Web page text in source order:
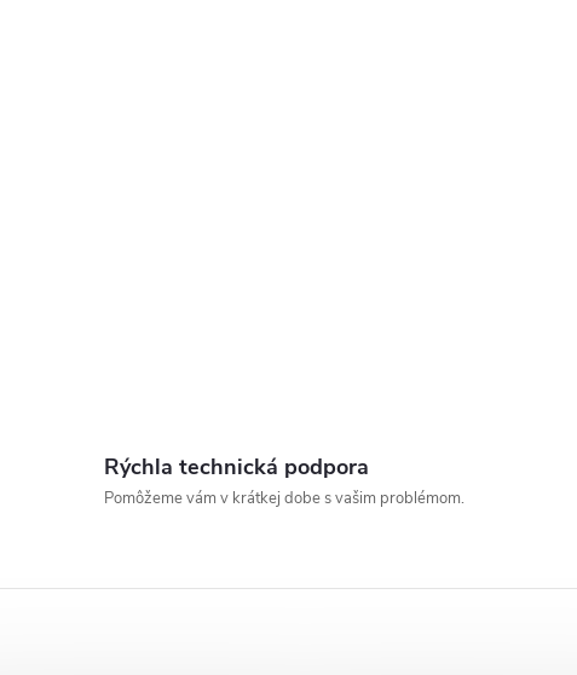
Rýchla technická podpora
Pomôžeme vám v krátkej dobe s vašim problémom.